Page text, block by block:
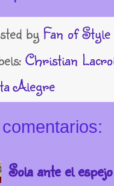
byFan of Style
Christian
Alegre
comentarios:
Sola ante el espejo